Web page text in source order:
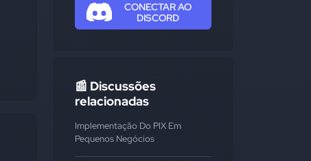
CONECTAR AO
DISCORD
📰 Discussões
relacionadas
Implementação Do PIX Em
Pequenos Negócios